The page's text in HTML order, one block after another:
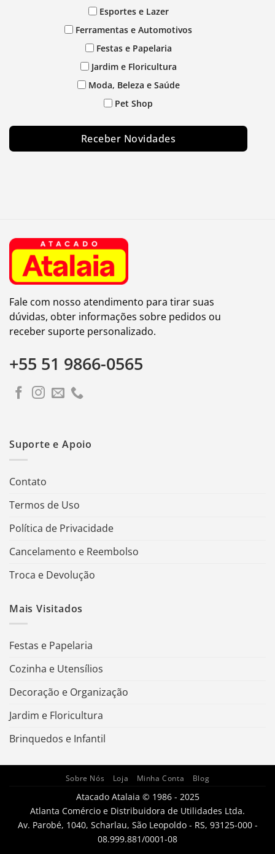
Esportes e Lazer
Ferramentas e Automotivos
Festas e Papelaria
Jardim e Floricultura
Moda, Beleza e Saúde
Pet Shop
Receber Novidades
Fale com nosso atendimento para tirar suas
dúvidas, obter informações sobre pedidos ou
receber suporte personalizado.
+55 51 9866-0565
Suporte e Apoio
Contato
Termos de Uso
Política de Privacidade
Cancelamento e Reembolso
Troca e Devolução
Mais Visitados
Festas e Papelaria
Cozinha e Utensílios
Decoração e Organização
Jardim e Floricultura
Brinquedos e Infantil
Sobre Nós Loja Minha Conta Blog
Atacado Atalaia © 1986 - 2025
Atlanta Comércio e Distribuidora de Utilidades Ltda.
Av. Parobé, 1040, Scharlau, São Leopoldo - RS, 93125-000 -
08.999.881/0001-08